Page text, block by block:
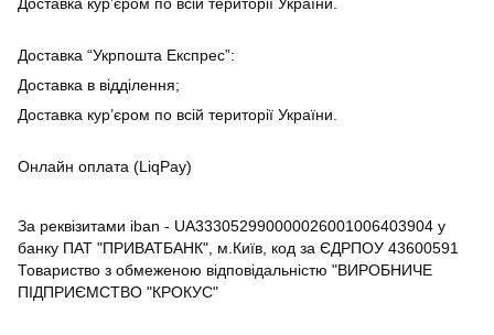
Доставка “Укрпошта Експрес”:
Доставка в відділення;
Доставка кур’єром по всій території України.
Онлайн оплата (LiqPay)
За реквізитами iban - UA333052990000026001006403904 у
банку ПАТ "ПРИВАТБАНК", м.Київ, код за ЄДРПОУ 43600591
Товариство з обмеженою відповідальністю "ВИРОБНИЧЕ
ПІДПРИЄМСТВО "КРОКУС"